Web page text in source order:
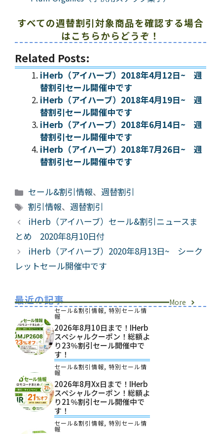
すべての週替割引対象商品を確認する場合
はこちらからどうぞ！
Related Posts:
iHerb（アイハーブ）2018年4月12日~ 週
替割引セール開催中です
iHerb（アイハーブ）2018年4月19日~ 週
替割引セール開催中です
iHerb（アイハーブ）2018年6月14日~ 週
替割引セール開催中です
iHerb（アイハーブ）2018年7月26日~ 週
替割引セール開催中です
カ
テ
ゴ
リ
ー
セール&割引情報、週替割引
タ
グ
割引情報、週替割引
iHerb（アイハーブ）セール&割引ニュースま
とめ 2020年8月10日付
iHerb（アイハーブ）2020年8月13日~ シーク
レットセール開催中です
最近の記事 More
セール&割引情報, 特別セール情
報
2026年8月10日まで！iHerb
スペシャルクーポン！総額よ
り23％割引セール開催中で
す！
セール&割引情報, 特別セール情
報
2026年8月xx日まで！iHerb
スペシャルクーポン！総額よ
り21％割引セール開催中で
す！
セール&割引情報, 特別セール情
報